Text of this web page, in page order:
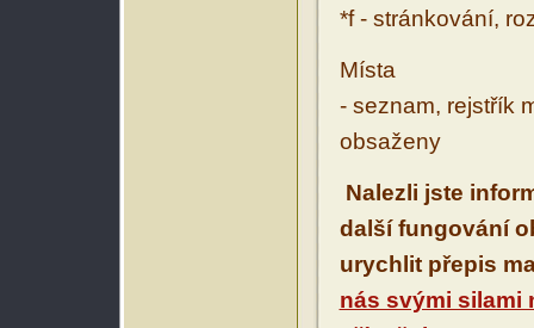
*f - stránkování,
Místa
- seznam, rejstřík
obsaženy
Nalezli jste
další fungování
urychlit přepis
nás svými silami